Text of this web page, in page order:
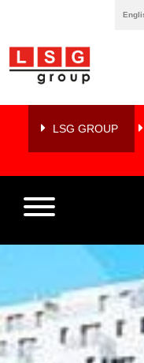
Home
O
nama
Usluge
Reference
LSG
NEWS
LSG GROUP